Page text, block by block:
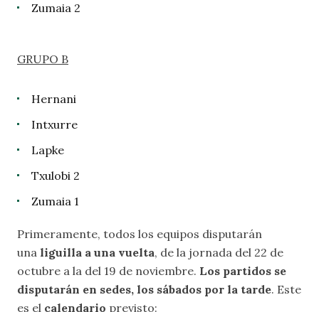
Zumaia 2
GRUPO B
Hernani
Intxurre
Lapke
Txulobi 2
Zumaia 1
Primeramente, todos los equipos disputarán
una liguilla a una vuelta, de la jornada del 22 de
octubre a la del 19 de noviembre. Los partidos se
disputarán en sedes, los sábados por la tarde. Este
es el calendario previsto: